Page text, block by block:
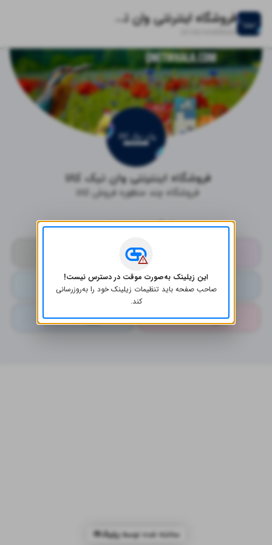
فروشگاه اینترنتی وان تیک کالا
onetikkala
فروشگاه اینترنتی وان تیک کالا
فروشگاه چند منظوره فروش کالا
شبکه‌های اجتماعی
لینکدین توییتر
آپارات فیسبوک
ساخته شده توسط
این زیلینک به‌صورت موقت در دسترس نیست!
صاحب صفحه باید تنظیمات زیلینک خود را به‌روز‌رسانی
کند.